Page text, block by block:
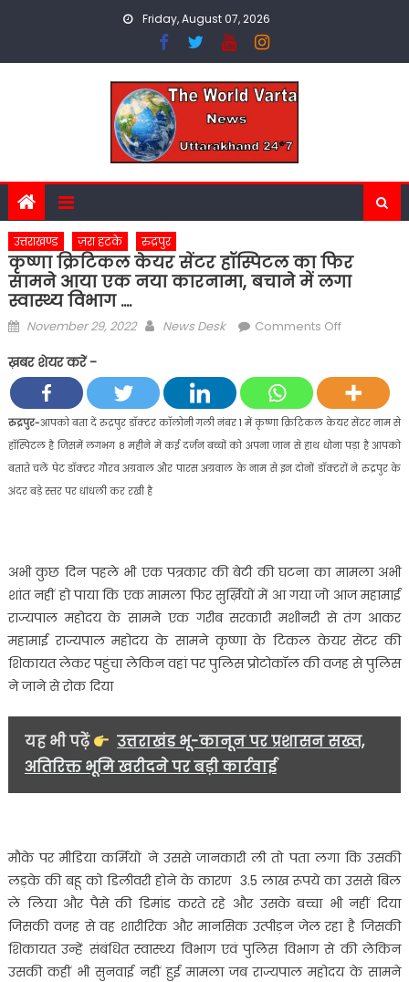
Friday, August 07, 2026
उत्तराखण्ड ज़रा हटके रुद्रपुर
कृष्णा क्रिटिकल केयर सेंटर हॉस्पिटल का फिर
सामने आया एक नया कारनामा, बचाने में लगा
स्वास्थ्य विभाग ….
Posted
November 29, 2022 Author
News Desk Comments Offon
केयर
सेंटर
हॉस्पिटल
का
फिर
कारनामा,
बचाने
में
लगा
स्वास्थ्य
ख़बर शेयर करें -
रुद्रपुर-आपको बता दें रुद्रपुर डॉक्टर कॉलोनी गली नंबर 1 में कृष्णा क्रिटिकल केयर सेंटर नाम से
हॉस्पिटल है जिसमें लगभग 8 महीने में कई दर्जन बच्चों को अपना जान से हाथ धोना पड़ा है आपको
बताते चलें पेट डॉक्टर गौरव अग्रवाल और पारस अग्रवाल के नाम से इन दोनों डॉक्टरों ने रुद्रपुर के
अंदर बड़े स्तर पर धांधली कर रखी है
अभी कुछ दिन पहले भी एक पत्रकार की बेटी की घटना का मामला अभी
शांत नहीं हो पाया कि एक मामला फिर सुर्ख़ियों में आ गया जो आज महामाई
राज्यपाल महोदय के सामने एक गरीब सरकारी मशीनरी से तंग आकर
महामाई राज्यपाल महोदय के सामने कृष्णा के टिकल केयर सेंटर की
शिकायत लेकर पहुंचा लेकिन वहां पर पुलिस प्रोटोकॉल की वजह से पुलिस
ने जाने से रोक दिया
यह भी पढ़ें
उत्तराखंड भू-कानून पर प्रशासन सख्त,
अतिरिक्त भूमि खरीदने पर बड़ी कार्रवाई
मौके पर मीडिया कर्मियों ने उससे जानकारी ली तो पता लगा कि उसकी
लड़के की बहू को डिलीवरी होने के कारण 3.5 लाख रूपये का उससे बिल
ले लिया और पैसे की डिमांड करते रहे और उसके बच्चा भी नहीं दिया
जिसकी वजह से वह शारीरिक और मानसिक उत्पीड़न जेल रहा है जिसकी
शिकायत उन्हें संबंधित स्वास्थ्य विभाग एवं पुलिस विभाग से की लेकिन
उसकी कहीं भी सुनवाई नहीं हुई मामला जब राज्यपाल महोदय के सामने